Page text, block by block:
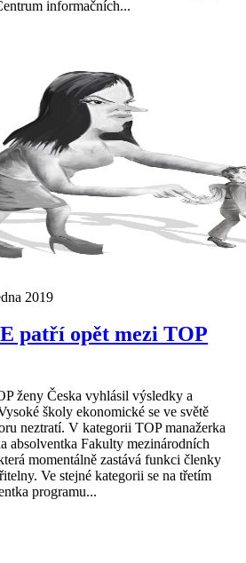
informačních...
2019
patří opět mezi TOP
ženy Česka vyhlásil výsledky a
školy ekonomické se ve světě
neztratí. V kategorii TOP manažerka
absolventka Fakulty mezinárodních
momentálně zastává funkci členky
Ve stejné kategorii se na třetím
programu...